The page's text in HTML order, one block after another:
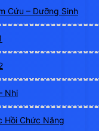
Cứu – Dưỡng Sinh
Nhi
Hồi Chức Năng